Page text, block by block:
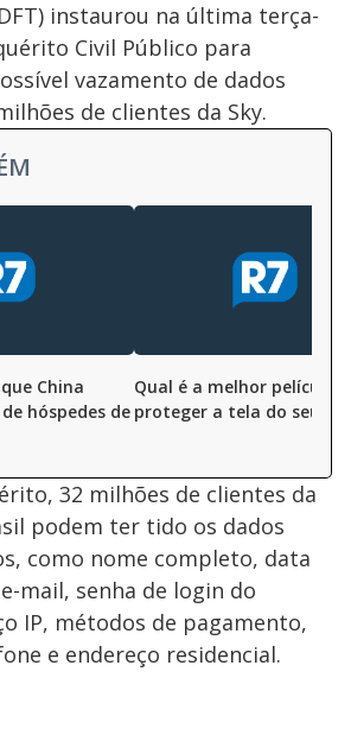
instaurou na última terça-
Civil Público para
vazamento de dados
de clientes da Sky.
China
hóspedes de
Qual é a melhor película
proteger a tela do seu
32 milhões de clientes da
podem ter tido os dados
como nome completo, data
mail, senha de login do
IP, métodos de pagamento,
e endereço residencial.